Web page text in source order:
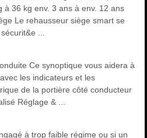
à 36 kg env. 3 ans à env. 12 ans
Le rehausseur siège smart se
...
Ce synoptique vous aidera à
les indicateurs et les
de la portière côté conducteur
Réglage & ...
à trop faible régime ou si un